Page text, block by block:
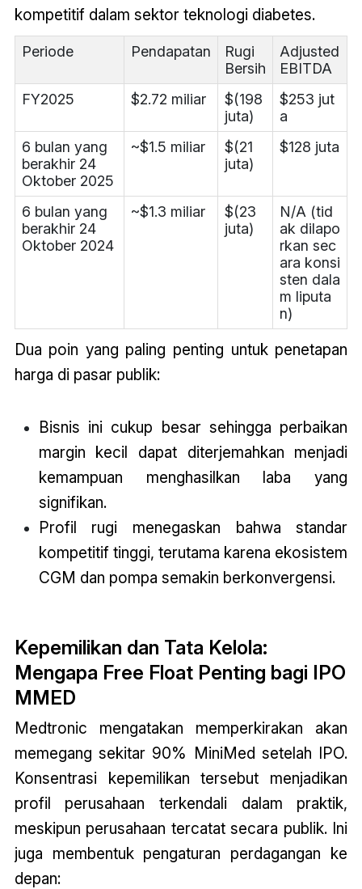
kompetitif dalam sektor teknologi diabetes.
Periode Pendapatan
Rugi
Bersih
Adjusted
EBITDA
FY2025
$2.72 miliar
$(198
juta)
$253 jut
a
6 bulan yang
berakhir 24
Oktober 2025
~$1.5 miliar
$(21
juta)
$128 juta
6 bulan yang
berakhir 24
Oktober 2024
~$1.3 miliar
$(23
juta)
N/A (tid
ak dilapo
rkan sec
ara konsi
sten dala
m liputa
n)
Dua poin yang paling penting untuk penetapan
harga di pasar publik:
Bisnis ini cukup besar sehingga perbaikan
margin kecil dapat diterjemahkan menjadi
kemampuan menghasilkan laba yang
signifikan.
Profil rugi menegaskan bahwa standar
kompetitif tinggi, terutama karena ekosistem
CGM dan pompa semakin berkonvergensi.
Kepemilikan dan Tata Kelola:
Mengapa Free Float Penting bagi IPO
MMED
Medtronic mengatakan memperkirakan akan
memegang sekitar 90% MiniMed setelah IPO.
Konsentrasi kepemilikan tersebut menjadikan
profil perusahaan terkendali dalam praktik,
meskipun perusahaan tercatat secara publik. Ini
juga membentuk pengaturan perdagangan ke
depan: